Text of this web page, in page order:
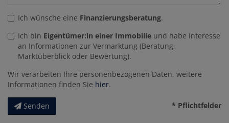
Ich wünsche eine Finanzierungsberatung.
Ich bin Eigentümer:in einer Immobilie und habe Interesse
an Informationen zur Vermarktung (Beratung,
Marktüberblick oder Bewertung).
Wir verarbeiten Ihre personenbezogenen Daten, weitere
Informationen finden Sie hier.
Senden * Pflichtfelder